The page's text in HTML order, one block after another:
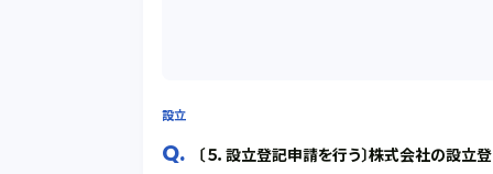
設立
〔５．設立登記申請を行う〕株式会社の設立登